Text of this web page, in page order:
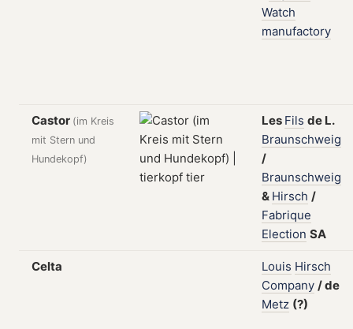
Watch
manufactory
Castor (im Kreis
mit Stern und
Hundekopf)
Les Fils de L.
Braunschweig
/
Braunschweig
& Hirsch /
Fabrique
Election SA
Celta Louis Hirsch
Company /de
Metz (?)